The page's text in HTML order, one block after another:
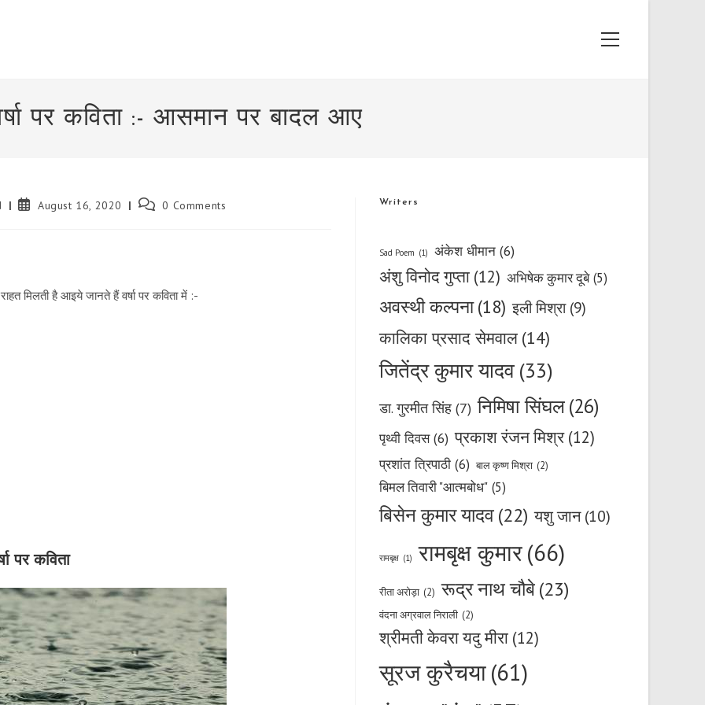
Main
पर कविता :- आसमान पर बादल आए
PostAugust 16, 2020
Post 0 Comments
मिलती है आइये जानते हैं वर्षा पर कविता में :-
पर कविता
Writers
Sad Poem (1) अंकेश धीमान (6)
अंशु विनोद गुप्ता (12) अभिषेक कुमार दूबे (5)
अवस्थी कल्पना (18) इली मिश्रा (9)
कालिका प्रसाद सेमवाल (14)
जितेंद्र कुमार यादव (33)
डा. गुरमीत सिंह (7) निमिषा सिंघल(26)
पृथ्वी दिवस (6) प्रकाश रंजन मिश्र (12)
प्रशांत त्रिपाठी (6) बाल कृष्ण मिश्रा (2)
बिमल तिवारी "आत्मबोध" (5)
बिसेन कुमार यादव(22) यशु जान (10)
रामबृक्ष (1) रामबृक्ष कुमार(66)
रीता अरोड़ा (2) रूद्र नाथ चौबे(23)
वंदना अग्रवाल निराली (2)
श्रीमती केवरा यदु मीरा (12)
सूरज कुरैचया(61)